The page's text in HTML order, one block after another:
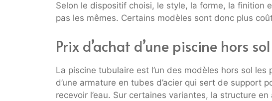
Selon le dispositif choisi, le style, la forme, la finition
pas les mêmes. Certains modèles sont donc plus
Prix d’achat d’une piscine hors
La piscine tubulaire est l’un des modèles hors sol les
d’une armature en tubes d’acier qui sert de support
recevoir l’eau. Sur certaines variantes, la structure